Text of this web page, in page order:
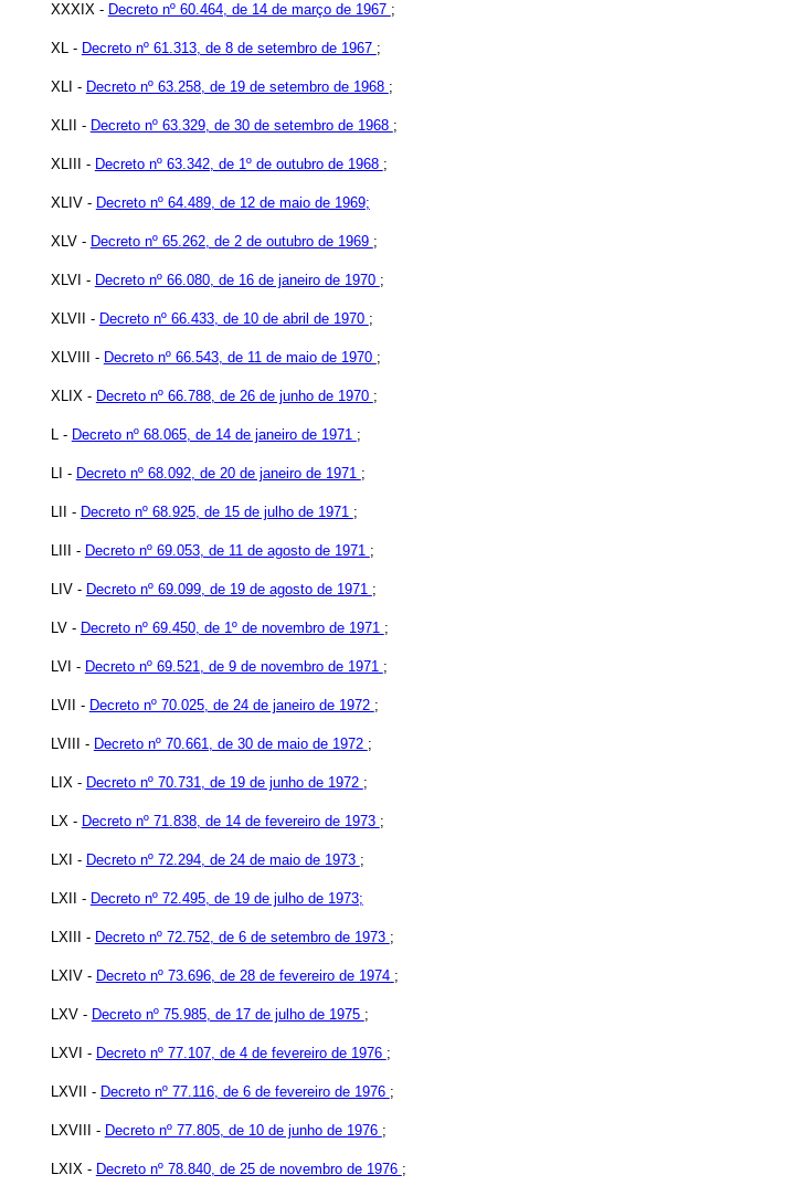
XXXIX - Decreto nº 60.464, de 14 de março de 1967 ;
XL - Decreto nº 61.313, de 8 de setembro de 1967 ;
XLI - Decreto nº 63.258, de 19 de setembro de 1968 ;
XLII - Decreto nº 63.329, de 30 de setembro de 1968 ;
XLIII - Decreto nº 63.342, de 1º de outubro de 1968 ;
XLIV - Decreto nº 64.489, de 12 de maio de 1969;
XLV - Decreto nº 65.262, de 2 de outubro de 1969 ;
XLVI - Decreto nº 66.080, de 16 de janeiro de 1970 ;
XLVII - Decreto nº 66.433, de 10 de abril de 1970 ;
XLVIII - Decreto nº 66.543, de 11 de maio de 1970 ;
XLIX - Decreto nº 66.788, de 26 de junho de 1970 ;
L - Decreto nº 68.065, de 14 de janeiro de 1971 ;
LI - Decreto nº 68.092, de 20 de janeiro de 1971 ;
LII - Decreto nº 68.925, de 15 de julho de 1971 ;
LIII - Decreto nº 69.053, de 11 de agosto de 1971 ;
LIV - Decreto nº 69.099, de 19 de agosto de 1971 ;
LV - Decreto nº 69.450, de 1º de novembro de 1971 ;
LVI - Decreto nº 69.521, de 9 de novembro de 1971 ;
LVII - Decreto nº 70.025, de 24 de janeiro de 1972 ;
LVIII - Decreto nº 70.661, de 30 de maio de 1972 ;
LIX - Decreto nº 70.731, de 19 de junho de 1972 ;
LX - Decreto nº 71.838, de 14 de fevereiro de 1973 ;
LXI - Decreto nº 72.294, de 24 de maio de 1973 ;
LXII - Decreto nº 72.495, de 19 de julho de 1973;
LXIII - Decreto nº 72.752, de 6 de setembro de 1973 ;
LXIV - Decreto nº 73.696, de 28 de fevereiro de 1974 ;
LXV - Decreto nº 75.985, de 17 de julho de 1975 ;
LXVI - Decreto nº 77.107, de 4 de fevereiro de 1976 ;
LXVII - Decreto nº 77.116, de 6 de fevereiro de 1976 ;
LXVIII - Decreto nº 77.805, de 10 de junho de 1976 ;
LXIX - Decreto nº 78.840, de 25 de novembro de 1976 ;